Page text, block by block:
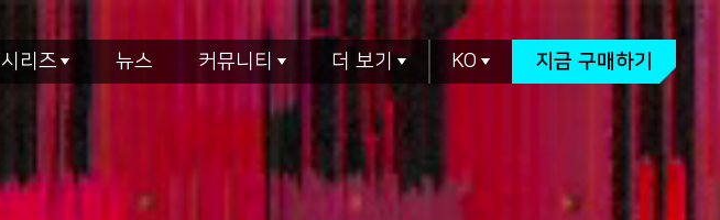
시리즈 뉴스 커뮤니티 더 보기 KO 지금 구매하기